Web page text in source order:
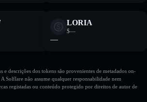
LORIA
$—
—
e descrições dos tokens são provenientes de metadados on-
Solflare não assume qualquer responsabilidade nem
registadas ou conteúdo protegido por direitos de autor de